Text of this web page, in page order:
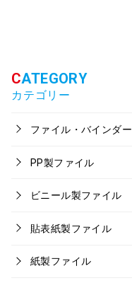
カテゴリー
ファイル・バインダー
PP製ファイル
ビニール製ファイル
貼表紙製ファイル
紙製ファイル